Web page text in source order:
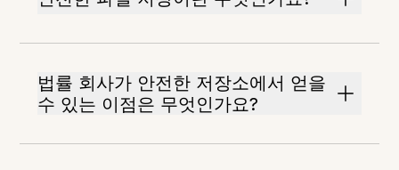
법률 회사가 안전한 저장소에서 얻을
수 있는 이점은 무엇인가요?